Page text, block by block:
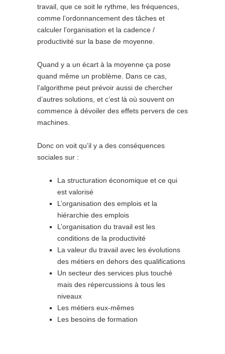
travail, que ce soit le rythme, les fréquences,
comme l’ordonnancement des tâches et
calculer l’organisation et la cadence /
productivité sur la base de moyenne.
Quand y a un écart à la moyenne ça pose
quand même un problème. Dans ce cas,
l’algorithme peut prévoir aussi de chercher
d’autres solutions, et c’est là où souvent on
commence à dévoiler des effets pervers de ces
machines.
Donc on voit qu’il y a des conséquences
sociales sur :
La structuration économique et ce qui
est valorisé
L’organisation des emplois et la
hiérarchie des emplois
L’organisation du travail est les
conditions de la productivité
La valeur du travail avec les évolutions
des métiers en dehors des qualifications
Un secteur des services plus touché
mais des répercussions à tous les
niveaux
Les métiers eux-mêmes
Les besoins de formation